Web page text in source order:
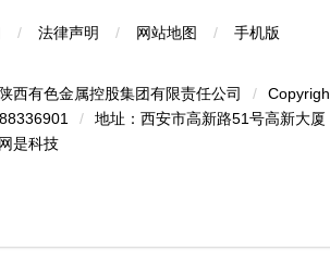
/ 法律声明 / 网站地图 / 手机版
西有色金属控股集团有限责任公司 /
/
地址：西安市高新路51号高新大厦
网是科技